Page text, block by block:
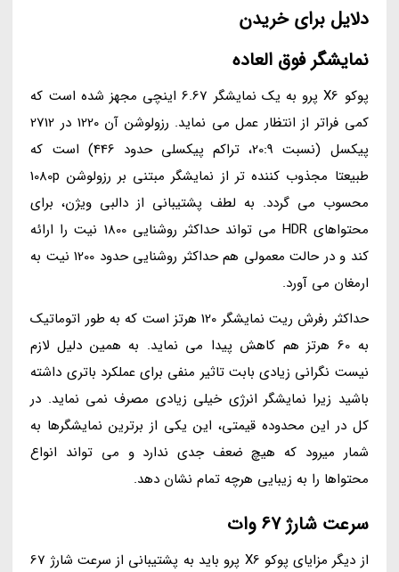
دلایل برای خریدن
نمایشگر فوق العاده
پوکو X6 پرو به یک نمایشگر 6.67 اینچی مجهز شده است که
کمی فراتر از انتظار عمل می نماید. رزولوشن آن 1220 در 2712
پیکسل (نسبت 20:9، تراکم پیکسلی حدود 446) است که
طبیعتا مجذوب کننده تر از نمایشگر مبتنی بر رزولوشن 1080p
محسوب می گردد. به لطف پشتیبانی از دالبی ویژن، برای
محتواهای HDR می تواند حداکثر روشنایی 1800 نیت را ارائه
کند و در حالت معمولی هم حداکثر روشنایی حدود 1200 نیت به
ارمغان می آورد.
حداکثر رفرش ریت نمایشگر 120 هرتز است که به طور اتوماتیک
به 60 هرتز هم کاهش پیدا می نماید. به همین دلیل لازم
نیست نگرانی زیادی بابت تاثیر منفی برای عملکرد باتری داشته
باشید زیرا نمایشگر انرژی خیلی زیادی مصرف نمی نماید. در
کل در این محدوده قیمتی، این یکی از برترین نمایشگرها به
شمار میرود که هیچ ضعف جدی ندارد و می تواند انواع
محتواها را به زیبایی هرچه تمام نشان دهد.
سرعت شارژ 67 وات
از دیگر مزایای پوکو X6 پرو باید به پشتیبانی از سرعت شارژ 67